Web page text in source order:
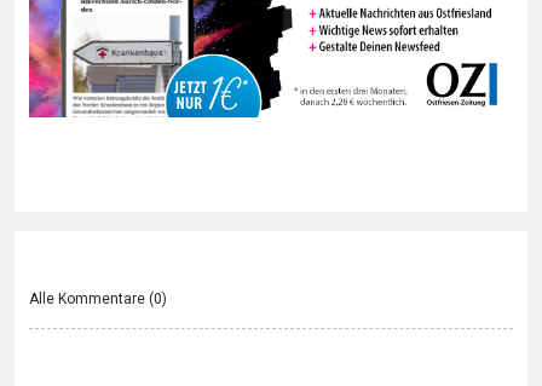
Alle Kommentare (0)